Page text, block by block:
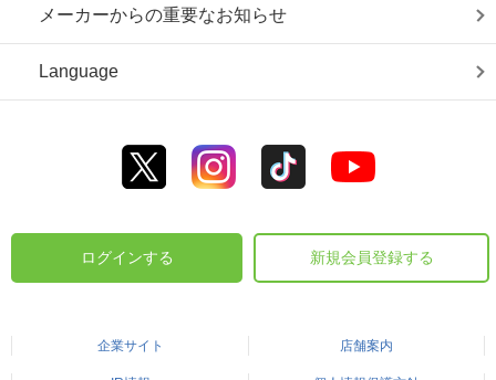
メーカーからの重要なお知らせ
Language
ログインする 新規会員登録する
企業サイト 店舗案内